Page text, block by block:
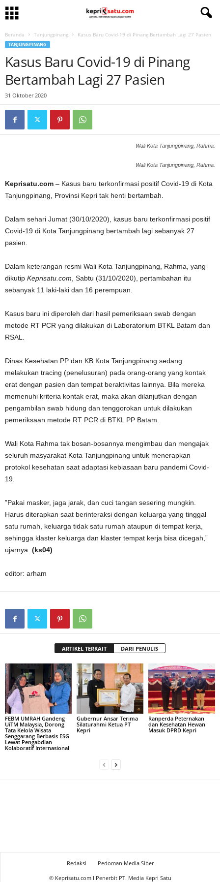
Beranda Tanjungpinang Kasus Baru Covid-19 di Pinang Bertambah Lagi 27 Pasien
TANJUNGPINANG
Kasus Baru Covid-19 di Pinang
Bertambah Lagi 27 Pasien
31 Oktober 2020
Wali Kota Tanjungpinang, Rahma.
Wali Kota Tanjungpinang, Rahma.
Keprisatu.com – Kasus baru terkonfirmasi positif Covid-19 di Kota
Tanjungpinang, Provinsi Kepri tak henti bertambah.
Dalam sehari Jumat (30/10/2020), kasus baru terkonfirmasi positif
Covid-19 di Kota Tanjungpinang bertambah lagi sebanyak 27
pasien.
Dalam keterangan resmi Wali Kota Tanjungpinang, Rahma, yang
dikutip Keprisatu.com , Sabtu (31/10/2020), pertambahan itu
sebanyak 11 laki-laki dan 16 perempuan.
Kasus baru ini diperoleh dari hasil pemeriksaan swab dengan
metode RT PCR yang dilakukan di Laboratorium BTKL Batam dan
RSAL.
Dinas Kesehatan PP dan KB Kota Tanjungpinang sedang
melakukan tracing (penelusuran) pada orang-orang yang kontak
erat dengan pasien dan tempat beraktivitas lainnya. Bila mereka
memenuhi kriteria kontak erat, maka akan dilanjutkan dengan
pengambilan swab hidung dan tenggorokan untuk dilakukan
pemeriksaan metode RT PCR di BTKL PP Batam.
Wali Kota Rahma tak bosan-bosannya mengimbau dan mengajak
seluruh masyarakat Kota Tanjungpinang untuk menerapkan
protokol kesehatan saat adaptasi kebiasaan baru pandemi Covid-
19.
”Pakai masker, jaga jarak, dan cuci tangan sesering mungkin.
Harus diterapkan saat berinteraksi dengan keluarga yang tinggal
satu rumah, keluarga tidak satu rumah ataupun di tempat kerja,
sehingga klaster keluarga dan klaster tempat kerja bisa dicegah,”
ujarnya. (ks04)
editor: arham
ARTIKEL TERKAIT DARI PENULIS
FEBM UMRAH Gandeng
UiTM Malaysia, Dorong
Tata Kelola Wisata
Senggarang Berbasis ESG
Lewat Pengabdian
Kolaboratif Internasional
Gubernur Ansar Terima
Silaturahmi Ketua PT
Kepri
Ranperda Peternakan
dan Kesehatan Hewan
Masuk DPRD Kepri
Redaksi
Pedoman Media Siber
© Keprisatu.com I Penerbit PT. Media Kepri Satu